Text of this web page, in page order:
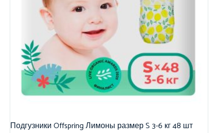
Подгузники Offspring Лимоны размер S 3-6 кг 48 шт